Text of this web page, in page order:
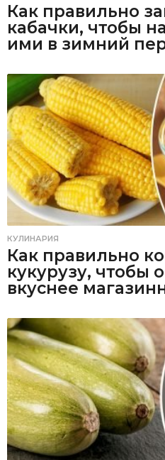
Как правильно
кабачки, чтобы
ими в зимний
КУЛИНАРИЯ
Как правильно
кукурузу, чтобы
вкуснее